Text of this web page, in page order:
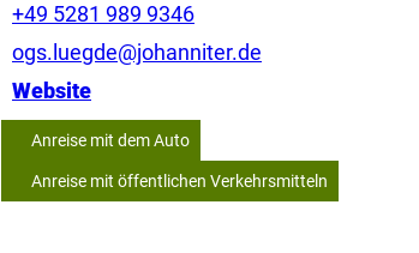
+49 5281 989 9346
ogs.luegde@johanniter.de
Website
Anreise mit dem Auto
Anreise mit öffentlichen Verkehrsmitteln